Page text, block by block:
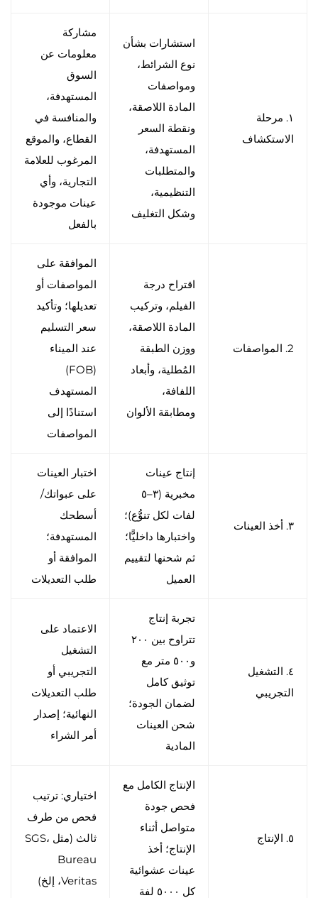
١. مرحلة
الاستكشاف
استشارات بشأن
نوع الشرائط،
ومواصفات
المادة اللاصقة،
ونقطة السعر
المستهدفة،
والمتطلبات
التنظيمية،
وشكل التغليف
مشاركة
معلومات عن
السوق
المستهدفة،
والمنافسة في
القطاع، والموقع
المرغوب للعلامة
التجارية، وأي
عينات موجودة
بالفعل
2. المواصفات
اقتراح درجة
الفيلم، وتركيب
المادة اللاصقة،
ووزن الطبقة
المُطلية، وأبعاد
اللفافة،
ومطابقة الألوان
الموافقة على
المواصفات أو
تعديلها؛ وتأكيد
سعر التسليم
عند الميناء
(FOB)
المستهدف
استنادًا إلى
المواصفات
٣. أخذ العينات
إنتاج عينات
مخبرية (٣–٥
لفات لكل تنوُّع)؛
واختبارها داخليًّا؛
ثم شحنها لتقييم
العميل
اختبار العينات
على عبواتك/
أسطحك
المستهدفة؛
الموافقة أو
طلب التعديلات
٤. التشغيل
التجريبي
تجربة إنتاج
تتراوح بين ٢٠٠
و٥٠٠ متر مع
توثيق كامل
لضمان الجودة؛
شحن العينات
المادية
الاعتماد على
التشغيل
التجريبي أو
طلب التعديلات
النهائية؛ إصدار
أمر الشراء
٥. الإنتاج
الإنتاج الكامل مع
فحص جودة
متواصل أثناء
الإنتاج؛ أخذ
عينات عشوائية
كل ٥٠٠٠ لفة
اختياري: ترتيب
فحص من طرف
ثالث (مثل SGS،
Bureau
Veritas، إلخ)